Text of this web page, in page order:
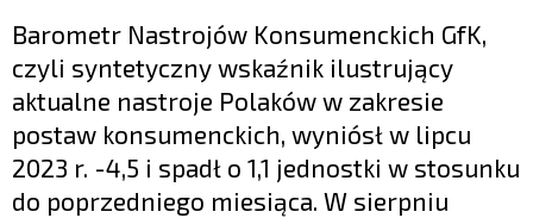
Barometr Nastrojów Konsumenckich GfK,
czyli syntetyczny wskaźnik ilustrujący
aktualne nastroje Polaków w zakresie
postaw konsumenckich, wyniósł w lipcu
2023 r. -4,5 i spadł o 1,1 jednostki w stosunku
do poprzedniego miesiąca. W sierpniu